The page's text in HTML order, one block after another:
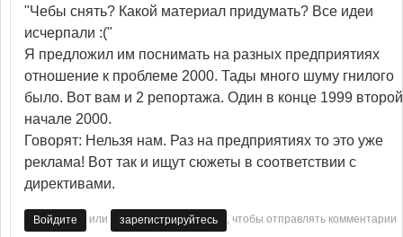
"Чебы снять? Какой материал придумать? Все идеи
исчерпали :("
Я предложил им поснимать на разных предприятиях
отношение к проблеме 2000. Тады много шуму гнилого
было. Вот вам и 2 репортажа. Один в конце 1999
начале 2000.
Говорят: Нельзя нам. Раз на предприятиях то это уже
реклама! Вот так и ищут сюжеты в соответствии с
директивами.
Войдите или зарегистрируйтесь , чтобы отправлять комментарии